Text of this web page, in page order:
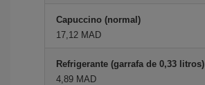
Capuccino (normal)
17,12 MAD
Refrigerante (garrafa de 0,33 litros)
4,89 MAD